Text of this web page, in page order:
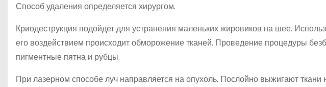
Способ удаления определяется хирургом.
Криодеструкция подойдет для устранения маленьких жировиков на шее.
его воздействием происходит обморожение тканей. Проведение процедуры
пигментные пятна и рубцы.
При лазерном способе луч направляется на опухоль. Послойно выжигают ткани